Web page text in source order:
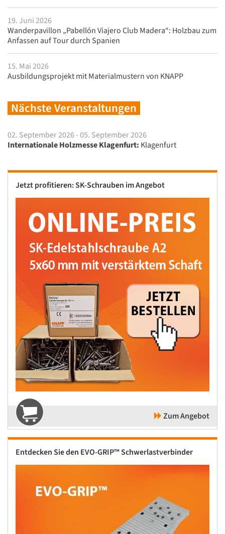
19. Juni 2026
Wanderpavillon „Pabellón Viajero Club Madera“: Holzbau zum
Anfassen auf Tour durch Spanien
15. Mai 2026
Ausbildungsprojekt mit Materialmustern von KNAPP
Nächste Veranstaltungen
02. September 2026 - 05. September 2026
Internationale Holzmesse Klagenfurt: Klagenfurt
Jetzt profitieren: SK-Schrauben im Angebot
Zum Angebot
Entdecken Sie den EVO-GRIP™ Schwerlastverbinder